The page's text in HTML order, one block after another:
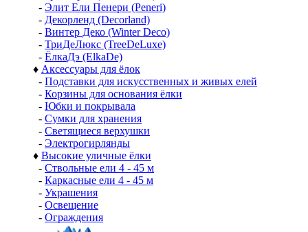
- Элит Ели Пенери (Peneri)
- Декорленд (Decorland)
- Винтер Деко (Winter Deco)
- ТриДеЛюкс (TreeDeLuxe)
- ЁлкаДэ (ElkaDe)
♦ Аксессуары для ёлок
- Подставки для искусственных и живых елей
- Корзины для основания ёлки
- Юбки и покрывала
- Сумки для хранения
- Светящиеся верхушки
- Электрогирлянды
♦ Высокие уличные ёлки
- Ствольные ели 4 - 45 м
- Каркасные ели 4 - 45 м
- Украшения
- Освещение
- Ограждения